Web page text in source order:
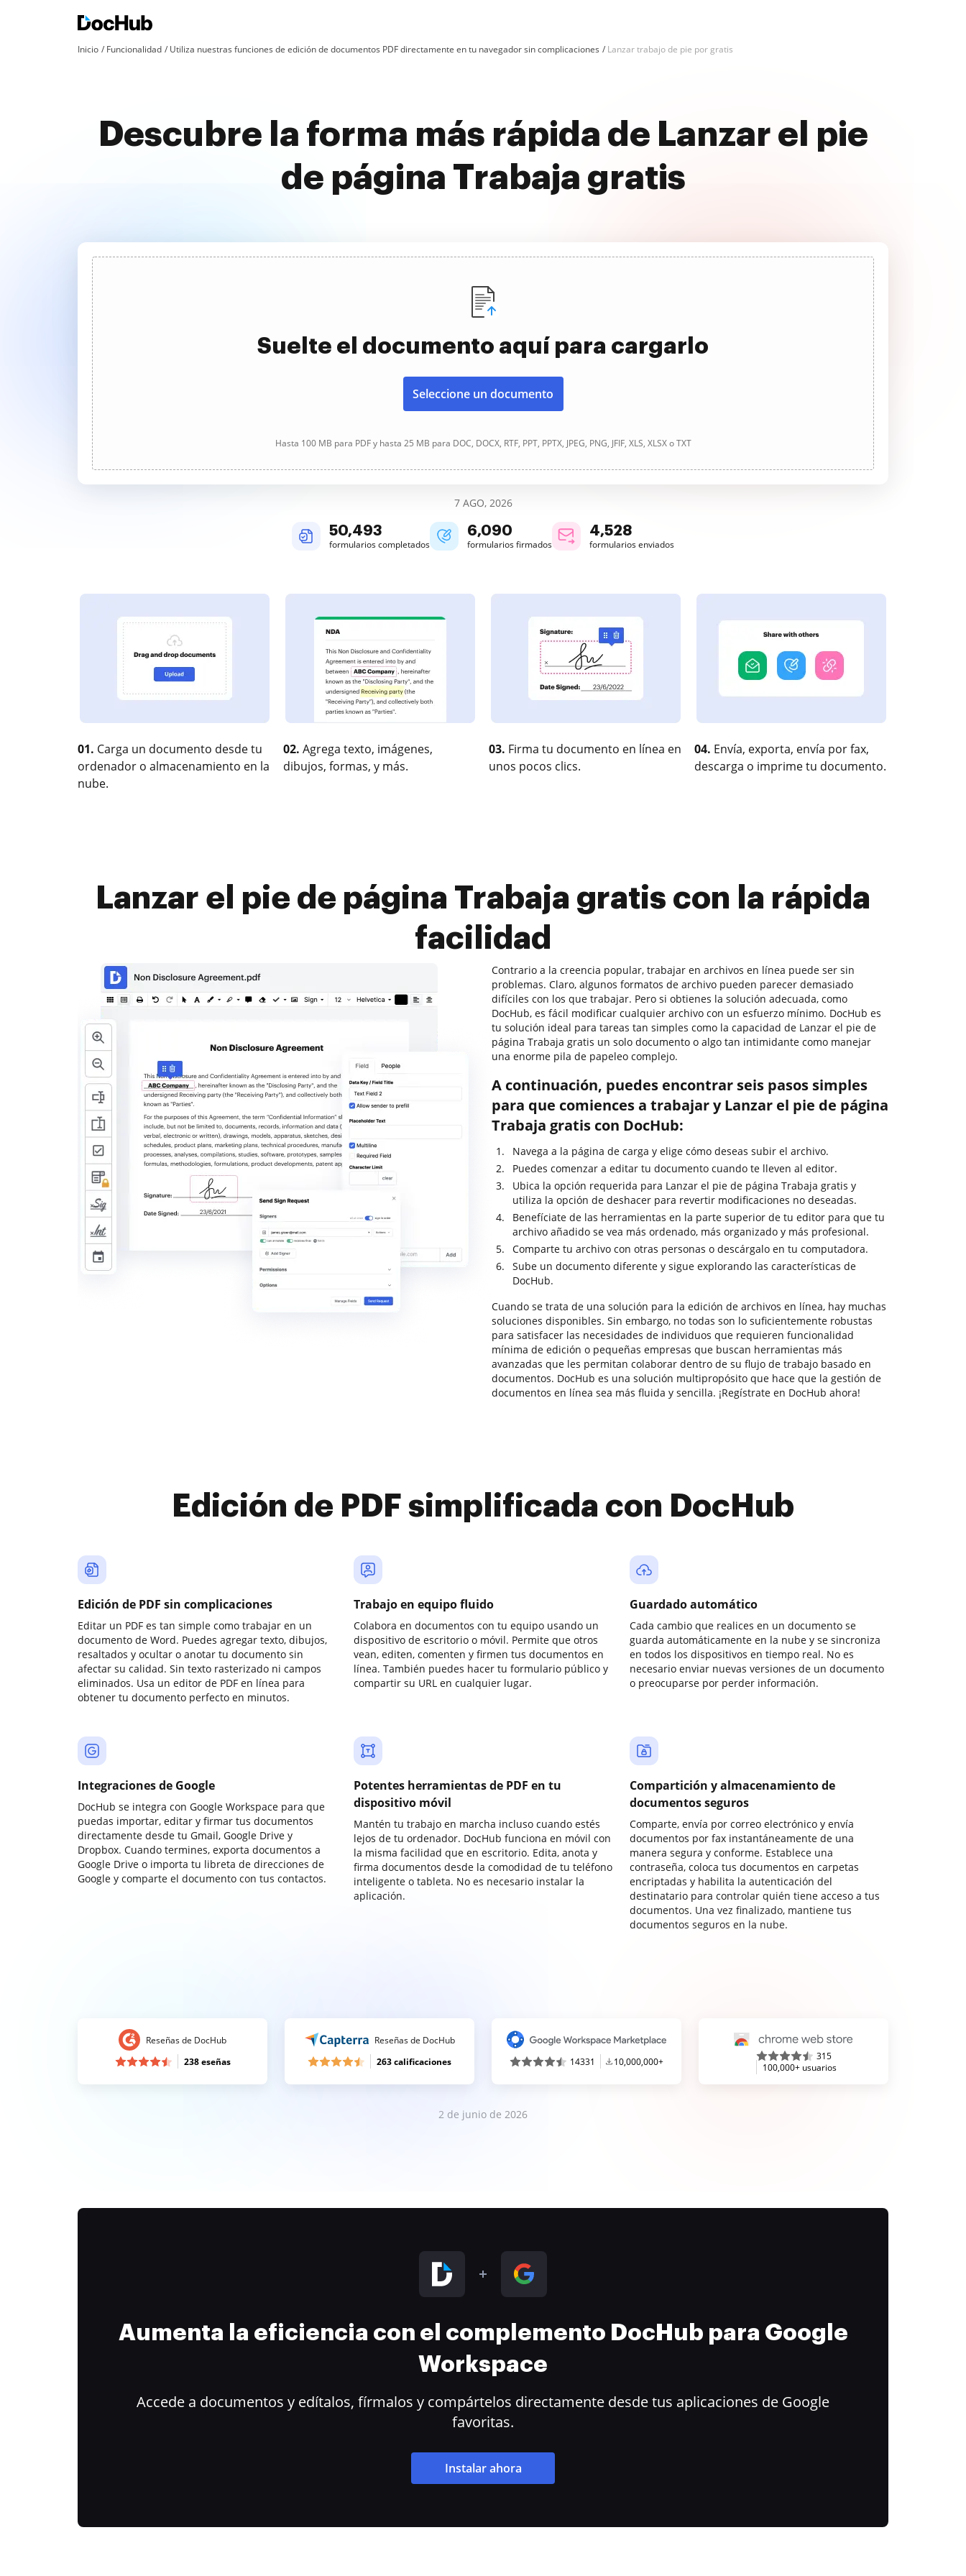
Inicio Funcionalidad Utiliza nuestras funciones de edición de documentos PDF directamente en tu navegador sin complicaciones Lanzar trabajo de pie por gratis
Descubre la forma más rápida de Lanzar el pie
de página Trabaja gratis
Suelte el documento aquí para cargarlo
Seleccione un documento
Hasta 100 MB para PDF y hasta 25 MB para DOC, DOCX, RTF, PPT, PPTX, JPEG, PNG, JFIF, XLS, XLSX o TXT
7 AGO, 2026
50,493
formularios completados
6,090
formularios firmados
4,528
formularios enviados
01. Carga un documento desde tu
ordenador o almacenamiento en la
nube.
02. Agrega texto, imágenes,
dibujos, formas, y más.
03. Firma tu documento en línea en
unos pocos clics.
04. Envía, exporta, envía por fax,
descarga o imprime tu documento.
Lanzar el pie de página Trabaja gratis con la rápida
facilidad
Contrario a la creencia popular, trabajar en archivos en línea puede ser sin
problemas. Claro, algunos formatos de archivo pueden parecer demasiado
difíciles con los que trabajar. Pero si obtienes la solución adecuada, como
DocHub, es fácil modificar cualquier archivo con un esfuerzo mínimo. DocHub es
tu solución ideal para tareas tan simples como la capacidad de Lanzar el pie de
página Trabaja gratis un solo documento o algo tan intimidante como manejar
una enorme pila de papeleo complejo.
A continuación, puedes encontrar seis pasos simples
para que comiences a trabajar y Lanzar el pie de página
Trabaja gratis con DocHub:
Navega a la página de carga y elige cómo deseas subir el archivo.
Puedes comenzar a editar tu documento cuando te lleven al editor.
Ubica la opción requerida para Lanzar el pie de página Trabaja gratis y
utiliza la opción de deshacer para revertir modificaciones no deseadas.
Benefíciate de las herramientas en la parte superior de tu editor para que tu
archivo añadido se vea más ordenado, más organizado y más profesional.
Comparte tu archivo con otras personas o descárgalo en tu computadora.
Sube un documento diferente y sigue explorando las características de
DocHub.
Cuando se trata de una solución para la edición de archivos en línea, hay muchas
soluciones disponibles. Sin embargo, no todas son lo suficientemente robustas
para satisfacer las necesidades de individuos que requieren funcionalidad
mínima de edición o pequeñas empresas que buscan herramientas más
avanzadas que les permitan colaborar dentro de su flujo de trabajo basado en
documentos. DocHub es una solución multipropósito que hace que la gestión de
documentos en línea sea más fluida y sencilla. ¡Regístrate en DocHub ahora!
Edición de PDF simplificada con DocHub
Edición de PDF sin complicaciones
Editar un PDF es tan simple como trabajar en un
documento de Word. Puedes agregar texto, dibujos,
resaltados y ocultar o anotar tu documento sin
afectar su calidad. Sin texto rasterizado ni campos
eliminados. Usa un editor de PDF en línea para
obtener tu documento perfecto en minutos.
Trabajo en equipo fluido
Colabora en documentos con tu equipo usando un
dispositivo de escritorio o móvil. Permite que otros
vean, editen, comenten y firmen tus documentos en
línea. También puedes hacer tu formulario público y
compartir su URL en cualquier lugar.
Guardado automático
Cada cambio que realices en un documento se
guarda automáticamente en la nube y se sincroniza
en todos los dispositivos en tiempo real. No es
necesario enviar nuevas versiones de un documento
o preocuparse por perder información.
Integraciones de Google
DocHub se integra con Google Workspace para que
puedas importar, editar y firmar tus documentos
directamente desde tu Gmail, Google Drive y
Dropbox. Cuando termines, exporta documentos a
Google Drive o importa tu libreta de direcciones de
Google y comparte el documento con tus contactos.
Potentes herramientas de PDF en tu
dispositivo móvil
Mantén tu trabajo en marcha incluso cuando estés
lejos de tu ordenador. DocHub funciona en móvil con
la misma facilidad que en escritorio. Edita, anota y
firma documentos desde la comodidad de tu teléfono
inteligente o tableta. No es necesario instalar la
aplicación.
Compartición y almacenamiento de
documentos seguros
Comparte, envía por correo electrónico y envía
documentos por fax instantáneamente de una
manera segura y conforme. Establece una
contraseña, coloca tus documentos en carpetas
encriptadas y habilita la autenticación del
destinatario para controlar quién tiene acceso a tus
documentos. Una vez finalizado, mantiene tus
documentos seguros en la nube.
Reseñas de DocHub
238 eseñas
Reseñas de DocHub
263 calificaciones
14331 10,000,000+
315
100,000+ usuarios
2 de junio de 2026
Aumenta la eficiencia con el complemento DocHub para Google
Workspace
Accede a documentos y edítalos, fírmalos y compártelos directamente desde tus aplicaciones de Google
favoritas.
Instalar ahora